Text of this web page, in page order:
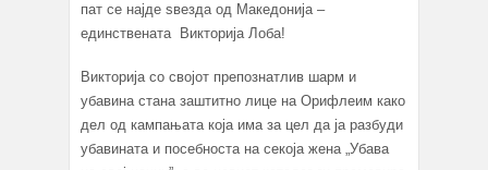
пат се најде ѕвезда од Македонија –
единствената Викторија Лоба!
Викторија со својот препознатлив шарм и
убавина стана заштитно лице на Орифлеим како
дел од кампањата која има за цел да ја разбуди
убавината и посебноста на секоја жена „Убава